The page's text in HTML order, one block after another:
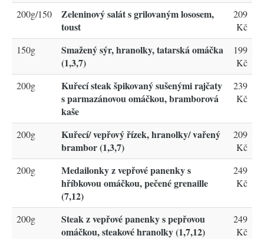
200g/150
Zeleninový salát s grilovaným lososem,
toust
209
Kč
150g
Smažený sýr, hranolky, tatarská omáčka
(1,3,7)
199
Kč
200g
Kuřecí steak špikovaný sušenými rajčaty
s parmazánovou omáčkou, bramborová
kaše
239
Kč
200g
Kuřecí/ vepřový řízek, hranolky/ vařený
brambor (1,3,7)
209
Kč
200g
Medailonky z vepřové panenky s
hříbkovou omáčkou, pečené grenaille
(7,12)
249
Kč
200g
Steak z vepřové panenky s pepřovou
omáčkou, steakové hranolky (1,7,12)
249
Kč